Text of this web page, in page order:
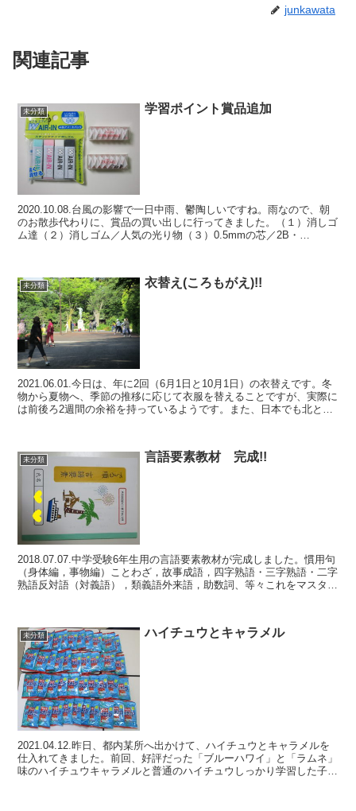
junkawata
関連記事
未分類 学習ポイント賞品追加
2020.10.08.台風の影響で一日中雨、鬱陶しいですね。雨なので、朝
のお散歩代わりに、賞品の買い出しに行ってきました。（１）消しゴ
ム達（２）消しゴム／人気の光り物（３）0.5mmの芯／2B・
未分類 衣替え(ころもがえ)!!
2021.06.01.今日は、年に2回（6月1日と10月1日）の衣替えです。冬
物から夏物へ、季節の推移に応じて衣服を替えることですが、実際に
は前後ろ2週間の余裕を持っているようです。また、日本でも北と南
未分類 言語要素教材 完成!!
2018.07.07.中学受験6年生用の言語要素教材が完成しました。慣用句
（身体編，事物編）ことわざ，故事成語，四字熟語・三字熟語・二字
熟語反対語（対義語），類義語外来語，助数詞、等々これをマスター
未分類 ハイチュウとキャラメル
2021.04.12.昨日、都内某所へ出かけて、ハイチュウとキャラメルを
仕入れてきました。前回、好評だった「ブルーハワイ」と「ラムネ」
味のハイチュウキャラメルと普通のハイチュウしっかり学習した子に